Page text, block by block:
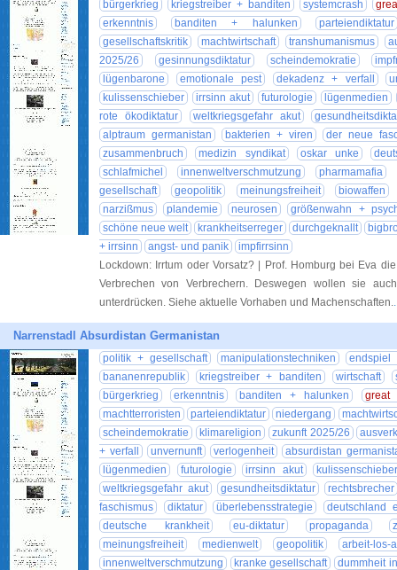
bürgerkrieg kriegstreiber + banditen systemcrash
erkenntnis
banditen + halunken
parteiendiktatur
gesellschaftskritik
machtwirtschaft transhumanismus
2025/26
gesinnungsdiktatur scheindemokratie
lügenbarone
emotionale pest dekadenz + verfall
kulissenschieber
irrsinn akut futurologie
lügenmedien
rote ökodiktatur
weltkriegsgefahr akut
alptraum germanistan
bakterien + viren
der neue
zusammenbruch
medizin syndikat oskar unke
schlafmichel
innenweltverschmutzung
pharmamafia
gesellschaft
geopolitik meinungsfreiheit
biowaffen
narzißmus
plandemie neurosen
größenwahn +
schöne neue welt
krankheitserreger durchgeknallt
+ irrsinn
angst- und panik
impfirrsinn
Lockdown: Irrtum oder Vorsatz? | Prof. Homburg bei Eva
Verbrechen von Verbrechern. Deswegen wollen sie
unterdrücken. Siehe aktuelle Vorhaben und Machenschaften.
Narrenstadl Absurdistan Germanistan
politik + gesellschaft manipulationstechniken
endspiel
bananenrepublik
kriegstreiber + banditen wirtschaft
bürgerkrieg
erkenntnis banditen + halunken
great
machtterroristen
parteiendiktatur niedergang
scheindemokratie
klimareligion zukunft 2025/26
+ verfall
unvernunft verlogenheit
absurdistan
lügenmedien
futurologie irrsinn akut
weltkriegsgefahr akut
gesundheitsdiktatur
rechtsbrecher
faschismus
diktatur überlebensstrategie
deutschland
deutsche krankheit
eu-diktatur propaganda
meinungsfreiheit
medienwelt geopolitik
arbeit-los-
innenweltverschmutzung
kranke gesellschaft
dummheit